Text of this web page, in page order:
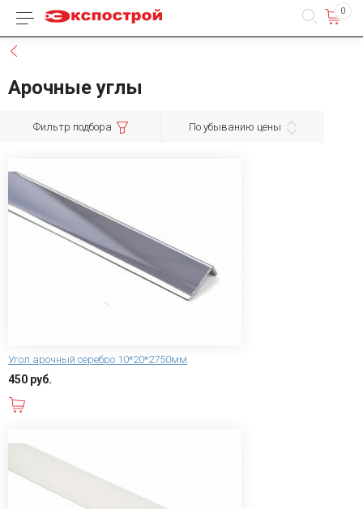
Каталог товаров 0
Арочные углы
Фильтр подбора По убыванию цены
Угол арочный серебро 10*20*2750мм
450 руб.